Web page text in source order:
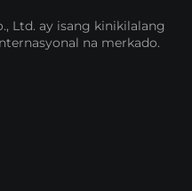
Ltd. ay isang kinikilalang
na merkado.